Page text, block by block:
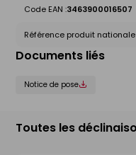
Code EAN :3463900016507
Référence produit
Documents liés
Notice de pose
Toutes les